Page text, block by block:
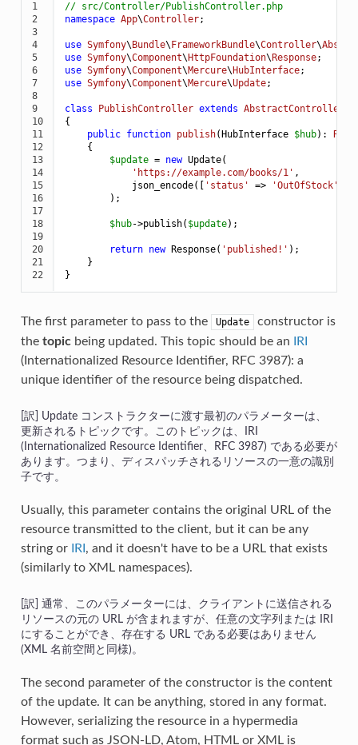
1
2
3
4
5
6
7
8
9
10
11
12
13
14
15
16
17
18
19
20
21
22
// src/Controller/PublishController.php
namespace App\Controller;
use Symfony\ Bundle\ FrameworkBundle\Controller\
use Symfony\Component\ HttpFoundation\ Response
use Symfony\Component\Mercure\ HubInterface
use Symfony\Component\Mercure\Update;
class PublishController extends AbstractController
{
public function publish(HubInterface $hub) :
{
$update = new Update(
'https://example.com/books/1' ,
            json_encode([
'status' => 'OutOfStock'
        );
$hub->publish( $update);
return new Response( 'published!' );
    }
}
The first parameter to pass to the Update
constructor is
the topicbeing updated. This topic should be an
IRI
(Internationalized Resource Identifier, RFC 3987): a
unique identifier of the resource being dispatched.
Update コンストラクターに渡す最初のパラメーターは、
更新されるトピックです。このトピックは、IRI
(Internationalized Resource Identifier、RFC 3987) である必要が
あります。つまり、ディスパッチされるリソースの一意の識別
子です。
Usually, this parameter contains the original URL of the
resource transmitted to the client, but it can be any
string or
IRI , and it doesn't have to be a URL that exists
(similarly to XML namespaces).
通常、このパラメーターには、クライアントに送信される
リソースの元の URL が含まれますが、任意の文字列または IRI
にすることができ、存在する URL である必要はありません
(XML 名前空間と同様)。
The second parameter of the constructor is the content
of the update. It can be anything, stored in any format.
However, serializing the resource in a hypermedia
format such as JSON-LD, Atom, HTML or XML is